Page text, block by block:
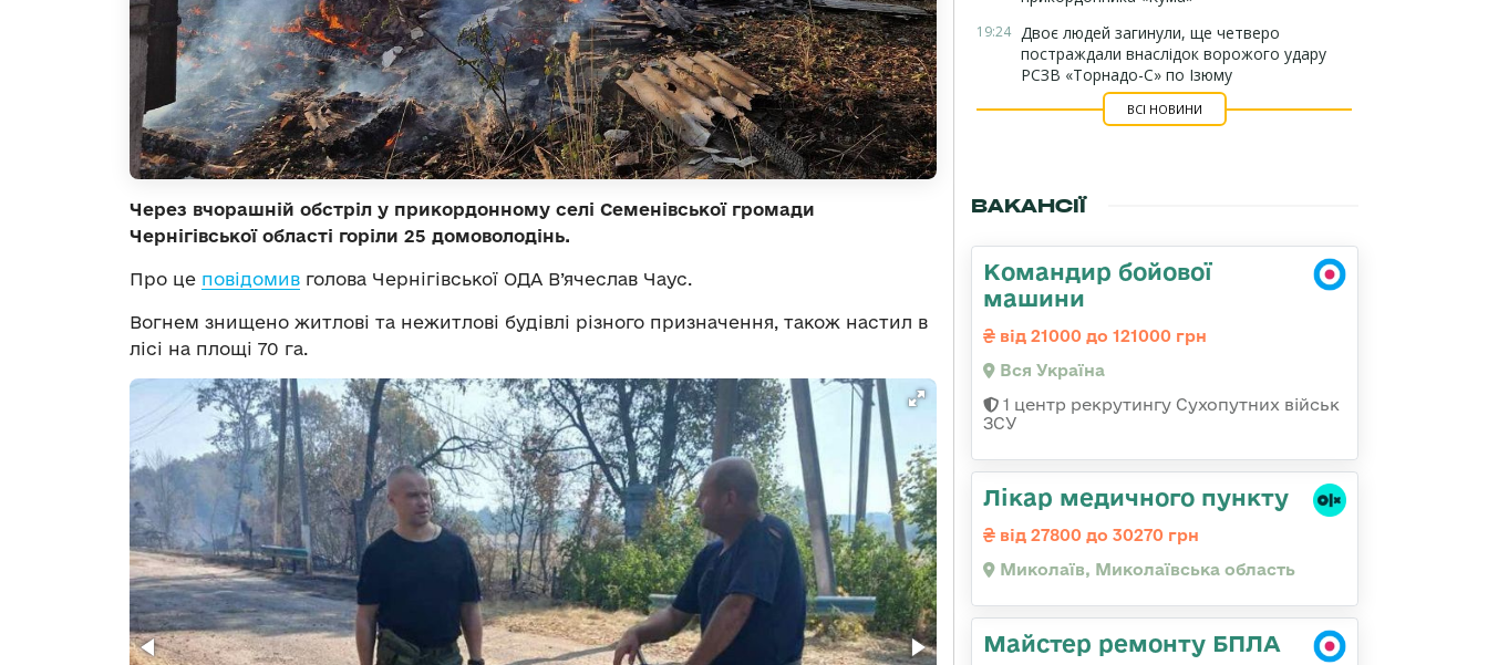
Через вчорашній обстріл у прикордонному селі Семенівської громади
Чернігівської області горіли 25 домоволодінь.
Про це повідомив голова Чернігівської ОДА В’ячеслав Чаус.
Вогнем знищено житлові та нежитлові будівлі різного призначення, також настил в
лісі на площі 70 га.
19:24 Двоє людей загинули, ще четверо
постраждали внаслідок ворожого удару
РСЗВ «Торнадо-С» по Ізюму
ВСІ НОВИНИ
ВАКАНСІЇ
Командир бойової
машини
від 21000 до 121000 грн
Вся Україна
1 центр рекрутингу Сухопутних військ
ЗСУ
Лікар медичного пункту
від 27800 до 30270 грн
Миколаїв, Миколаївська область
Майстер ремонту БПЛА